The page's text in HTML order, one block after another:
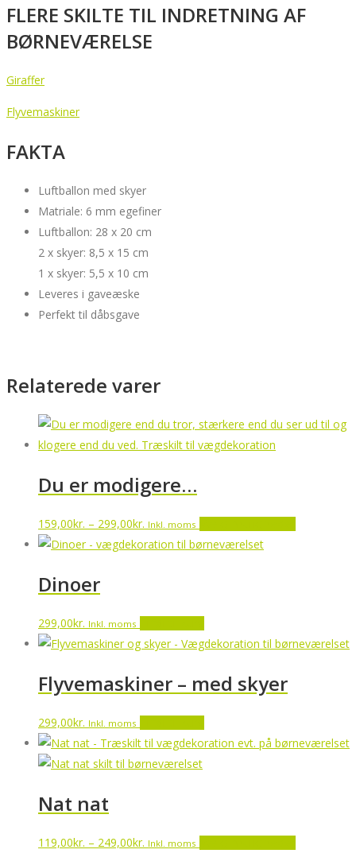
FLERE SKILTE TIL INDRETNING AF
BØRNEVÆRELSE
Giraffer
Flyvemaskiner
FAKTA
Luftballon med skyer
Matriale: 6 mm egefiner
Luftballon: 28 x 20 cm
2 x skyer: 8,5 x 15 cm
1 x skyer: 5,5 x 10 cm
Leveres i gaveæske
Perfekt til dåbsgave
Relaterede varer
Du er modigere…
159,00kr. – 299,00kr. Prisinterval:
159,00kr.
Inkl. moms
kan
Dinoer
299,00kr. Inkl. moms
Flyvemaskiner – med skyer
299,00kr. Inkl. moms
Nat nat
119,00kr. – 249,00kr. Prisinterval:
Inkl. moms